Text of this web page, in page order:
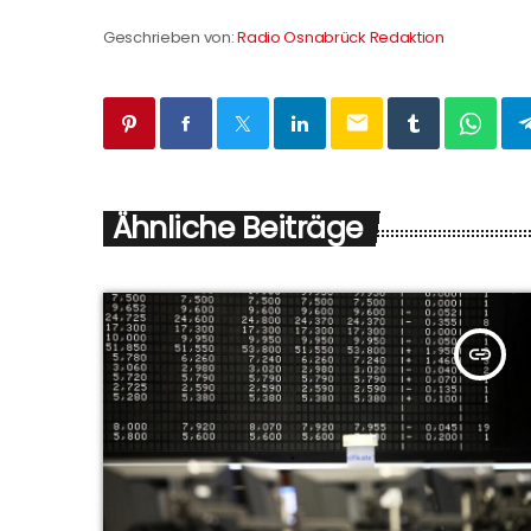
Geschrieben von:Radio Osnabrück Redaktion
email
Ähnliche Beiträge
insert_link